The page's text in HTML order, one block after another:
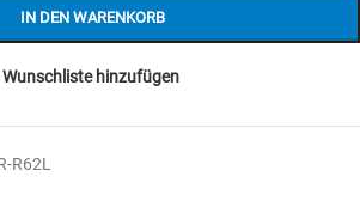
IN DEN WARENKORB
hinzufügen
R62L